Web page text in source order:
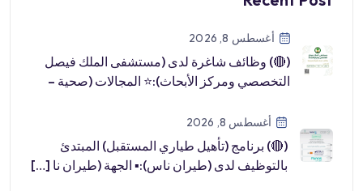
أغسطس 8, 2026
(🔴) وظائف شاغرة لدى (مستشفى الملك فيصل
التخصصي ومركز الأبحاث):⭐️ المجالات (صحية –
أغسطس 8, 2026
(🔴) برنامج (تأهيل طياري المستقبل) المبتدئ
بالتوظيف لدى (طيران ناس):▪️ الجهة (طيران نا […]